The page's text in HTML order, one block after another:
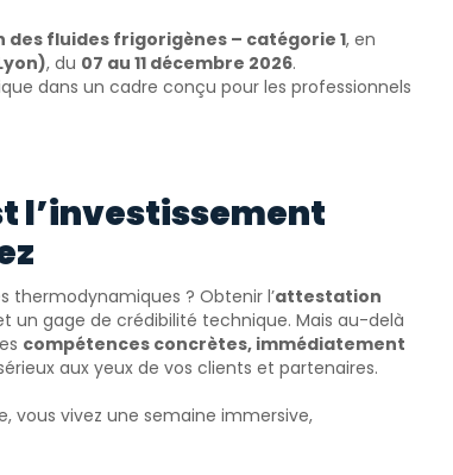
fluides frigorigènes – catégorie 1, en
, du 07 au 11 décembre 2026.
dans un cadre conçu pour les professionnels
l’investissement
thermodynamiques ? Obtenir l’attestation
un gage de crédibilité technique. Mais au-delà
compétences concrètes, immédiatement
aux yeux de vos clients et partenaires.
vous vivez une semaine immersive,